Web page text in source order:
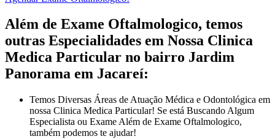
Além de Exame Oftalmologico, temos
outras Especialidades em Nossa Clinica
Medica Particular no bairro Jardim
Panorama em Jacareí:
Temos Diversas Áreas de Atuação Médica e Odontológica em
nossa Clinica Medica Particular! Se está Buscando Algum
Especialista ou Exame Além de Exame Oftalmologico,
também podemos te ajudar!